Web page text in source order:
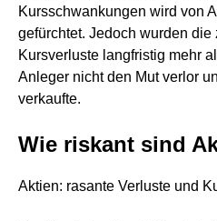
Kursschwankungen wird von
gefürchtet. Jedoch wurden die
Kursverluste langfristig mehr
Anleger nicht den Mut verlor
verkaufte.
Wie riskant sind
Aktien: rasante Verluste und